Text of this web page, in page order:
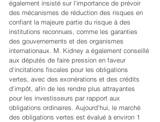
également insisté sur l'importance de prévoir
des mécanismes de réduction des risques en
confiant la majeure partie du risque à des
institutions reconnues, comme les garanties
des gouvernements et des organismes
internationaux. M. Kidney a également conseillé
aux députés de faire pression en faveur
d'incitations fiscales pour les obligations
vertes, avec des exonérations et des crédits
d'impôt, afin de les rendre plus attrayantes
pour les investisseurs par rapport aux
obligations ordinaires. Aujourd'hui, le marché
des obligations vertes est évalué à environ 1